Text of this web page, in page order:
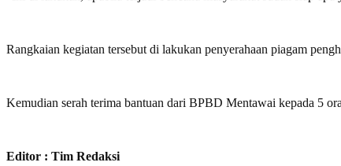
Rangkaian kegiatan tersebut di lakukan penyerahaan piagam
Kemudian serah terima bantuan dari BPBD Mentawai kepada 5
Editor : Tim Redaksi